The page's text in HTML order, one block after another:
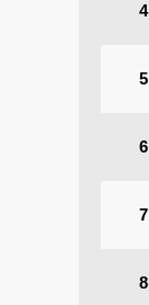
4
5
6
7
8